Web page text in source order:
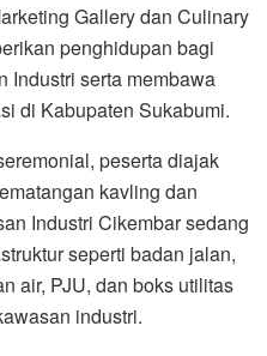
Gallery dan Culinary
penghidupan bagi
Industri serta membawa
di Kabupaten Sukabumi.
peserta diajak
kavling dan
Industri Cikembar sedang
seperti badan jalan,
air, PJU, dan boks utilitas
industri.